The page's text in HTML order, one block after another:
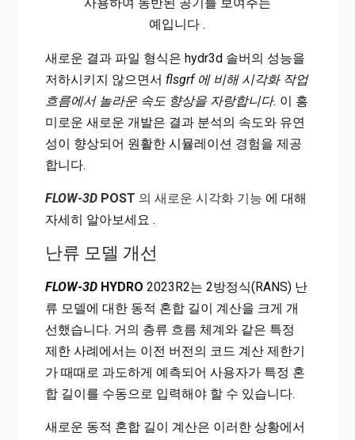
예입니다 .
새로운 결과 파일 형식은 hydr3d 솔버의 성능을
저하시키지 않으면서 flsgrf 에 비해 시각화 작업
흐름에서 놀라운 속도 향상을 자랑합니다. 이 흥
미로운 새로운 개발은 결과 분석의 속도와 유연
성이 향상되어 원활한 시뮬레이션 경험을 제공
합니다.
FLOW-3DPOST 의 새로운 시각화 기능 에 대해
자세히 알아보세요 .
난류 모델 개선
FLOW-3DHYDRO 2023R2는 2방정식(RANS) 난
류 모델에 대한 동적 혼합 길이 계산을 크게 개
선했습니다. 거의 층류 흐름 체계와 같은 특정
제한 사례에서는 이전 버전의 코드 계산 제한기
가 때때로 과도하게 예측되어 사용자가 특정 혼
합 길이를 수동으로 입력해야 할 수 있습니다.
새로운 동적 혼합 길이 계산은 이러한 상황에서